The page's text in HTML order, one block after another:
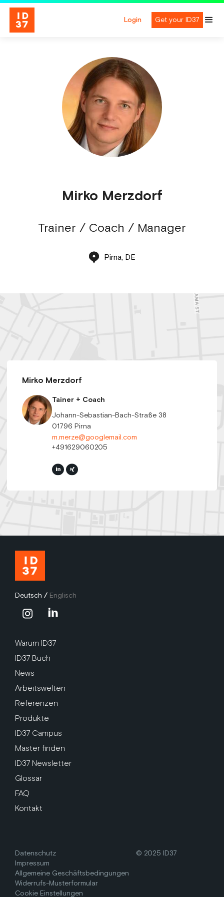
Login Get your ID37
Mirko Merzdorf
Trainer / Coach / Manager
Pirna, DE
Mirko Merzdorf
Tainer + Coach
Johann-Sebastian-Bach-Straße 38
01796 Pirna
m.merze@googlemail.com
+491629060205
Deutsch / Englisch
Warum ID37
ID37 Buch
News
Arbeitswelten
Referenzen
Produkte
ID37 Campus
Master finden
ID37 Newsletter
Glossar
FAQ
Kontakt
Datenschutz
Impressum
Allgemeine Geschäftsbedingungen
Widerrufs-Musterformular
Cookie Einstellungen
© 2025 ID37